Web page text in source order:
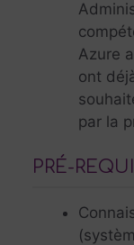
Azure
ont
par la
PRÉ-